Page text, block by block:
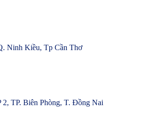
Ninh Kiều, Tp Cần Thơ
TP. Biên Phòng, T. Đồng Nai